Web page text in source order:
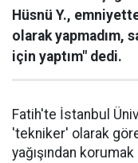
Hüsnü Y.,
olarak yapmadım,
için yaptım" dedi.
Fatih'te İstanbul
'tekniker' olarak
yağışından